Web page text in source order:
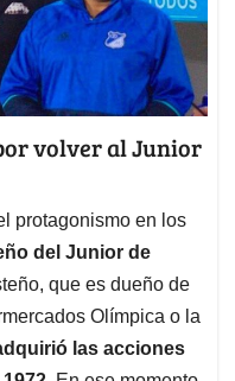
volver al Junior
protagonismo en los
del Junior de
que es dueño de
Olímpica o la
las acciones